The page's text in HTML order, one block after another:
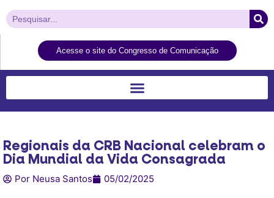
Acesse o site do Congresso de Comunicação
Regionais da CRB Nacional celebram o
Dia Mundial da Vida Consagrada
Por Neusa Santos 05/02/2025